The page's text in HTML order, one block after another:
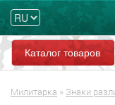
Каталог товаров
Милитарка » Знаки